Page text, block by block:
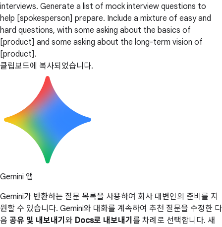
interviews. Generate a list of mock interview questions to
help [spokesperson] prepare. Include a mixture of easy and
hard questions, with some asking about the basics of
[product] and some asking about the long-term vision of
[product].
클립보드에 복사되었습니다.
Gemini 앱
Gemini가 반환하는 질문 목록을 사용하여 회사 대변인의 준비를 지
원할 수 있습니다. Gemini와 대화를 계속하여 추천 질문을 수정한 다
음 공유 및 내보내기 와 Docs로 내보내기 를 차례로 선택합니다. 새